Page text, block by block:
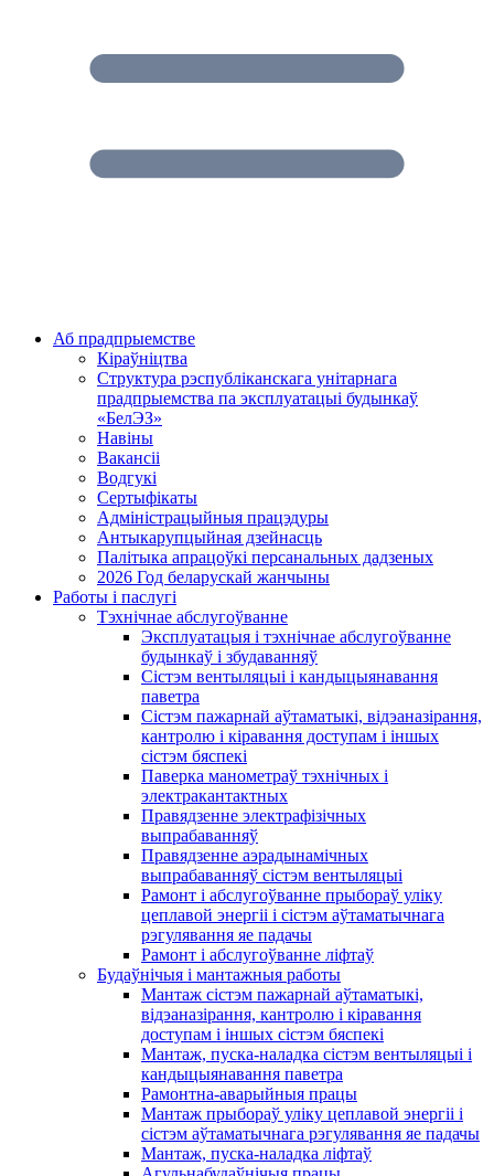
Аб прадпрыемстве
Кіраўніцтва
Структура рэспубліканскага унітарнага
прадпрыемства па эксплуатацыі будынкаў
«БелЭЗ»
Навіны
Вакансіі
Водгукі
Сертыфікаты
Адміністрацыйныя працэдуры
Антыкарупцыйная дзейнасць
Палітыка апрацоўкі персанальных дадзеных
2026 Год беларускай жанчыны
Работы і паслугі
Тэхнічнае абслугоўванне
Эксплуатацыя і тэхнічнае абслугоўванне
будынкаў і збудаванняў
Сістэм вентыляцыі і кандыцыянавання
паветра
Сістэм пажарнай аўтаматыкі, відэаназірання,
кантролю і кіравання доступам і іншых
сістэм бяспекі
Паверка манометраў тэхнічных і
электракантактных
Правядзенне электрафізічных
выпрабаванняў
Правядзенне аэрадынамічных
выпрабаванняў сістэм вентыляцыі
Рамонт і абслугоўванне прыбораў уліку
цеплавой энергіі і сістэм аўтаматычнага
рэгулявання яе падачы
Рамонт і абслугоўванне ліфтаў
Будаўнічыя і мантажныя работы
Мантаж сістэм пажарнай аўтаматыкі,
відэаназірання, кантролю і кіравання
доступам і іншых сістэм бяспекі
Мантаж, пуска-наладка сістэм вентыляцыі і
кандыцыянавання паветра
Рамонтна-аварыйныя працы
Мантаж прыбораў уліку цеплавой энергіі і
сістэм аўтаматычнага рэгулявання яе падачы
Мантаж, пуска-наладка ліфтаў